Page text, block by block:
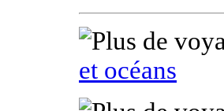
et océans